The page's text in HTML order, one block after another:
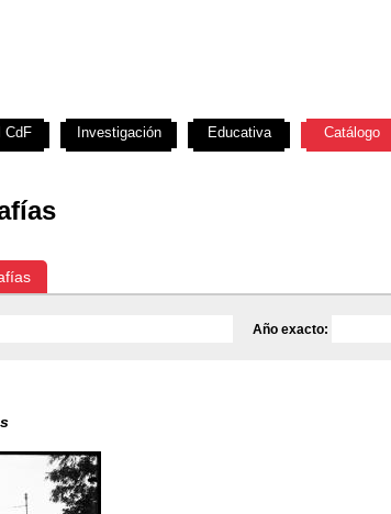
Año exacto:
CdF Investigación Educativa Catálogo